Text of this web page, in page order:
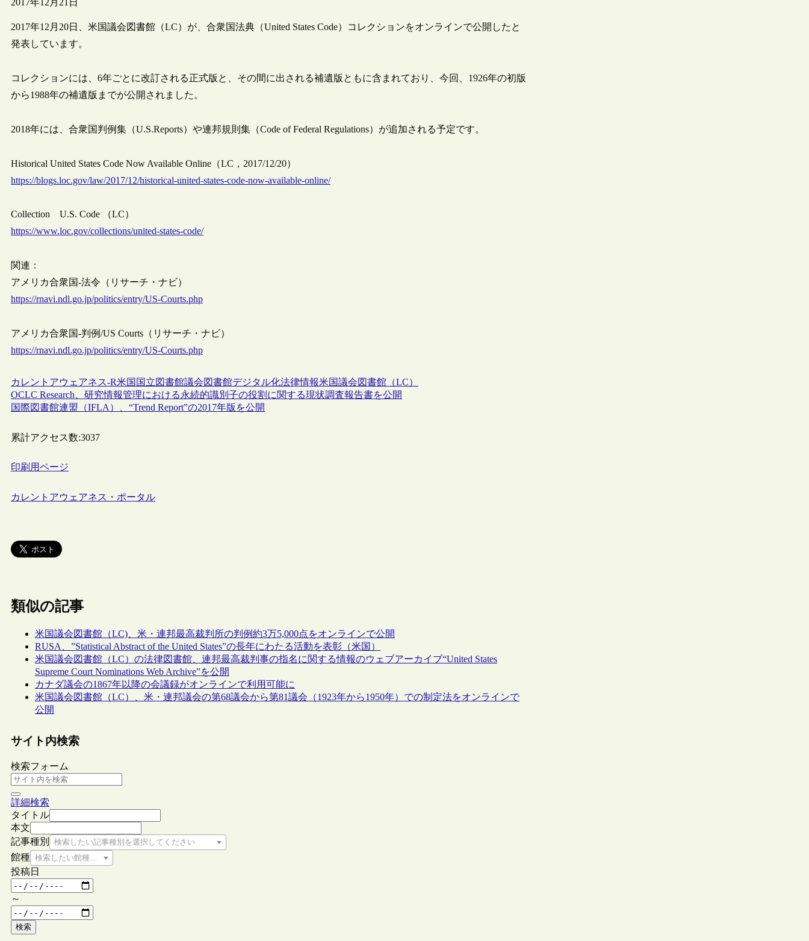
2017年12月21日
2017年12月20日、米国議会図書館（LC）が、合衆国法典（United States Code）コレクションをオンラインで公開したと
発表しています。
コレクションには、6年ごとに改訂される正式版と、その間に出される補遺版ともに含まれており、今回、1926年の初版
から1988年の補遺版までが公開されました。
2018年には、合衆国判例集（U.S.Reports）や連邦規則集（Code of Federal Regulations）が追加される予定です。
Historical United States Code Now Available Online（LC，2017/12/20）
https://blogs.loc.gov/law/2017/12/historical-united-states-code-now-available-online/
Collection U.S. Code （LC）
https://www.loc.gov/collections/united-states-code/
関連：
アメリカ合衆国-法令（リサーチ・ナビ）
https://rnavi.ndl.go.jp/politics/entry/US-Courts.php
アメリカ合衆国-判例/US Courts（リサーチ・ナビ）
https://rnavi.ndl.go.jp/politics/entry/US-Courts.php
カレントアウェアネス-R米国 国立図書館議会図書館デジタル化法律情報米国議会図書館（LC）
OCLC Research、研究情報管理における永続的識別子の役割に関する現状調査報告書を公開
国際図書館連盟（IFLA）、“Trend Report”の2017年版を公開
累計アクセス数:3037
印刷用ページ
カレントアウェアネス・ポータル
類似の記事
米国議会図書館（LC)、米・連邦最高裁判所の判例約3万5,000点をオンラインで公開
RUSA、”Statistical Abstract of the United States”の長年にわたる活動を表彰（米国）
米国議会図書館（LC）の法律図書館、連邦最高裁判事の指名に関する情報のウェブアーカイブ“United States
Supreme Court Nominations Web Archive”を公開
カナダ議会の1867年以降の会議録がオンラインで利用可能に
米国議会図書館（LC）、米・連邦議会の第68議会から第81議会（1923年から1950年）での制定法をオンラインで
公開
サイト内検索
検索フォーム
詳細検索
タイトル
本文
記事種別
検索したい記事種別を選択してください
館種 検索したい館種を選択してください
投稿日
～
検索